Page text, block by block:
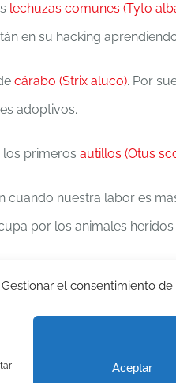
Gestionar el consentimiento de
Aceptar
lechuzas comunes (Tyto
en su hacking
cárabo (Strix aluco). Por
adoptivos.
primeros autillos (Otus
nuestra labor es
por los animales